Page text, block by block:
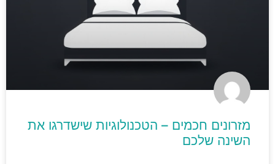
מזרונים חכמים – הטכנולוגיות שישדרגו את
השינה שלכם